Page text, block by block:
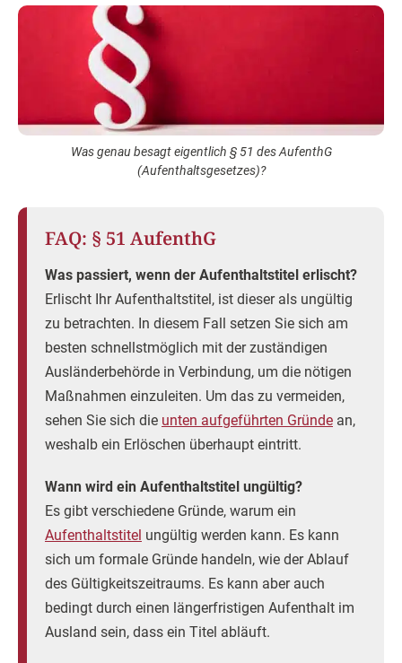
Was genau besagt eigentlich § 51 des AufenthG
(Aufenthaltsgesetzes)?
FAQ: § 51 AufenthG
Was passiert, wenn der Aufenthaltstitel erlischt?
Erlischt Ihr Aufenthaltstitel, ist dieser als ungültig
zu betrachten. In diesem Fall setzen Sie sich am
besten schnellstmöglich mit der zuständigen
Ausländerbehörde in Verbindung, um die nötigen
Maßnahmen einzuleiten. Um das zu vermeiden,
sehen Sie sich die unten aufgeführten Gründe an,
weshalb ein Erlöschen überhaupt eintritt.
Wann wird ein Aufenthaltstitel ungültig?
Es gibt verschiedene Gründe, warum ein
Aufenthaltstitel ungültig werden kann. Es kann
sich um formale Gründe handeln, wie der Ablauf
des Gültigkeitszeitraums. Es kann aber auch
bedingt durch einen längerfristigen Aufenthalt im
Ausland sein, dass ein Titel abläuft.